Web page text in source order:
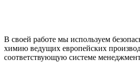
В своей работе мы используем
химию ведущих европейских
соответствующую системе